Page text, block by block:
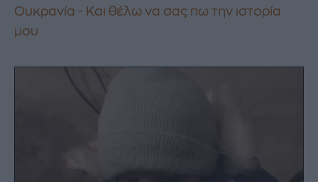
Ουκρανία - Και θέλω να σας πω την ιστορία
μου